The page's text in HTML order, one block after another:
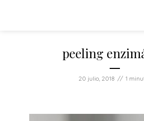
peeling
20 julio, 2018 1